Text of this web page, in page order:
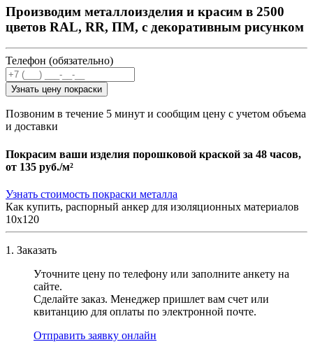
Производим металлоизделия и красим в 2500
цветов RAL, RR, ПМ, с декоративным рисунком
Телефон (обязательно)
Узнать цену покраски
Позвоним в течение 5 минут и сообщим цену с учетом объема
и доставки
Покрасим ваши изделия порошковой краской за 48 часов,
от 135 руб./м²
Узнать стоимость покраски металла
Как купить, распорный анкер для изоляционных материалов
10х120
1. Заказать
Уточните цену по телефону или заполните анкету на
сайте.
Сделайте заказ. Менеджер пришлет вам счет или
квитанцию для оплаты по электронной почте.
Отправить заявку онлайн